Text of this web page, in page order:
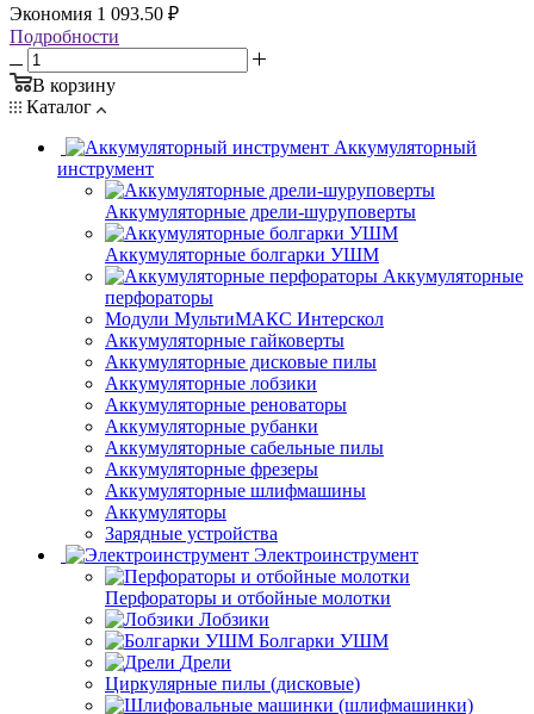
Экономия 1 093.50 ₽
Подробности
В корзину
Каталог
Аккумуляторный
инструмент
Аккумуляторные дрели-шуруповерты
Аккумуляторные болгарки УШМ
Аккумуляторные
перфораторы
Модули МультиМАКС Интерскол
Аккумуляторные гайковерты
Аккумуляторные дисковые пилы
Аккумуляторные лобзики
Аккумуляторные реноваторы
Аккумуляторные рубанки
Аккумуляторные сабельные пилы
Аккумуляторные фрезеры
Аккумуляторные шлифмашины
Аккумуляторы
Зарядные устройства
Электроинструмент
Перфораторы и отбойные молотки
Лобзики
Болгарки УШМ
Дрели
Циркулярные пилы (дисковые)